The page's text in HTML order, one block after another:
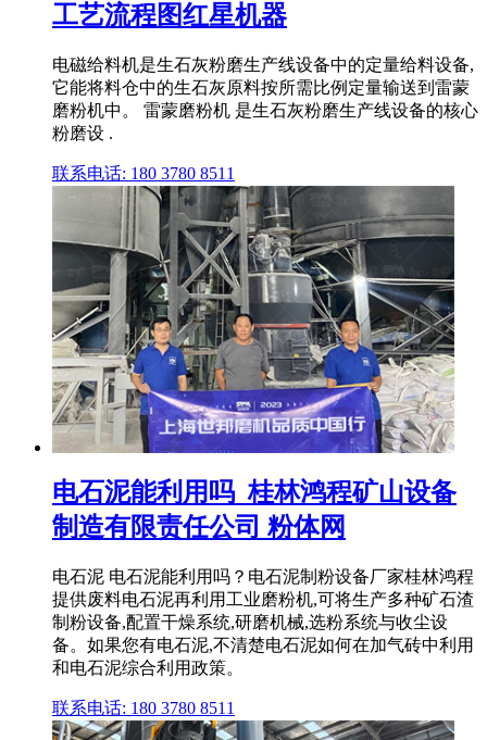
工艺流程图红星机器
电磁给料机是生石灰粉磨生产线设备中的定量给料设备,
它能将料仓中的生石灰原料按所需比例定量输送到雷蒙
磨粉机中。 雷蒙磨粉机 是生石灰粉磨生产线设备的核心
粉磨设 .
联系电话: 180 3780 8511
电石泥能利用吗_桂林鸿程矿山设备
制造有限责任公司 粉体网
电石泥 电石泥能利用吗？电石泥制粉设备厂家桂林鸿程
提供废料电石泥再利用工业磨粉机,可将生产多种矿石渣
制粉设备,配置干燥系统,研磨机械,选粉系统与收尘设
备。如果您有电石泥,不清楚电石泥如何在加气砖中利用
和电石泥综合利用政策。
联系电话: 180 3780 8511